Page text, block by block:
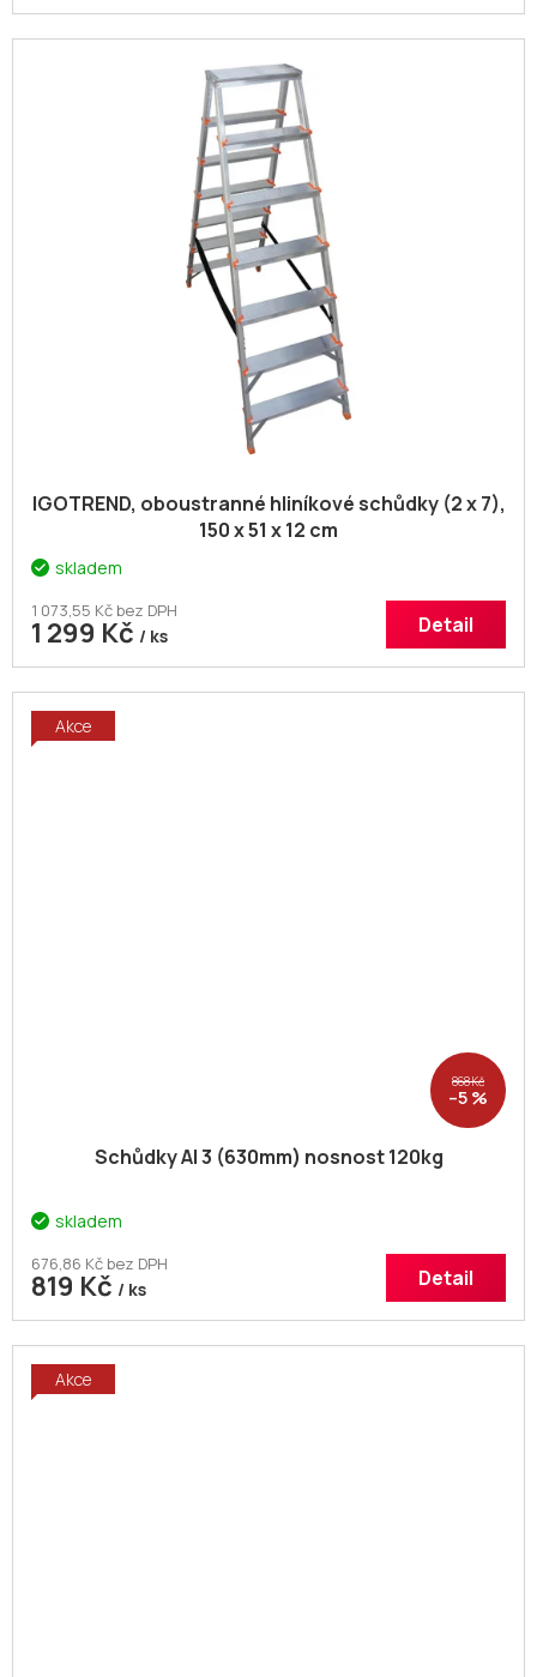
IGOTREND, oboustranné hliníkové schůdky (2 x 7),
150 x 51 x 12 cm
skladem
1 073,55 Kč bez DPH
1 299 Kč / ks Detail
Akce
868 Kč
–5 %
Schůdky Al 3 (630mm) nosnost 120kg
skladem
676,86 Kč bez DPH
819 Kč / ks Detail
Akce